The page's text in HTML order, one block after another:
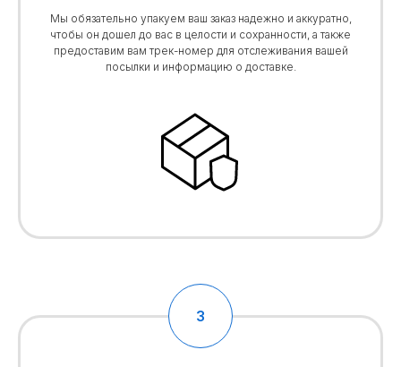
Мы обязательно упакуем ваш заказ надежно и аккуратно,
чтобы он дошел до вас в целости и сохранности, а также
предоставим вам трек-номер для отслеживания вашей
посылки и информацию о доставке.